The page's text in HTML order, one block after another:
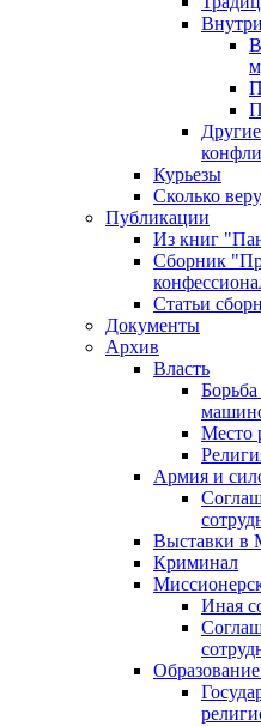
Курьезы
Сколько
Публикации
Из книг
Сборник
Статьи
Документы
Архив
Власть
Место
Армия и
Выставки в
Криминал
Иная